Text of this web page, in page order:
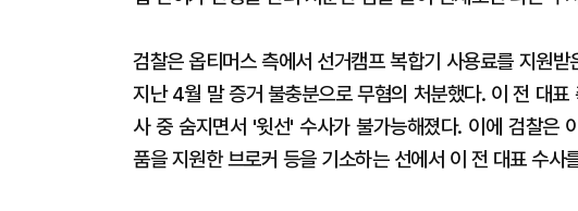
검찰은 옵티머스 측에서 선거캠프 복합기 사용료를 지원
지난 4월 말 증거 불충분으로 무혐의 처분했다. 이 전 대
사 중 숨지면서 '윗선' 수사가 불가능해졌다. 이에 검찰
품을 지원한 브로커 등을 기소하는 선에서 이 전 대표 수사